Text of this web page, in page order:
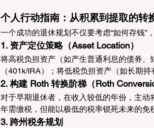
个人行动指南：从积累到提取的转
一个成功的退休规划不仅要考虑“如何存钱”，
1. 资产定位策略（Asset Location）
将高税负担资产（如产生普通利息的债券
（401k/IRA）；将低税负担资产（如长期
2. 构建 Roth 转换阶梯（Roth
对于早期退休者，在收入较低的年份，主
年需缴税，但能以极低的税率锁死未来的免
3. 跨州税务规划